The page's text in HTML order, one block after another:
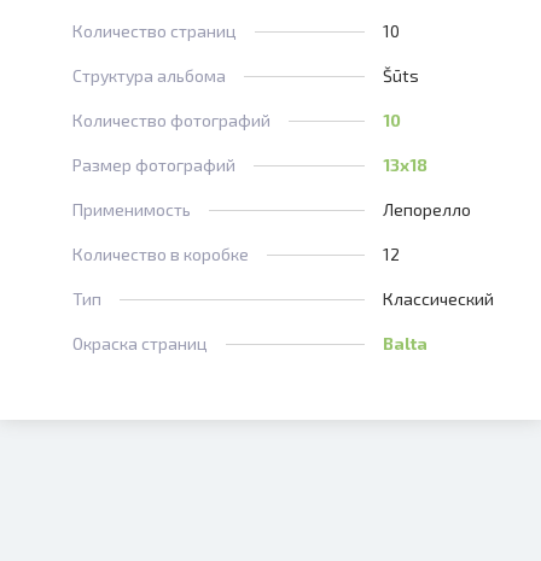
Количество страниц 10
Структура альбома Šūts
Количество фотографий 10
Размер фотографий 13x18
Применимость Лепорелло
Количество в коробке 12
Тип Классический
Окраска страниц Balta